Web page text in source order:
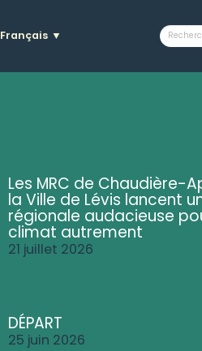
Français ▼
Les MRC de Chaudière-
la Ville de Lévis lancent
régionale audacieuse
climat autrement
21 juillet 2026
DÉPART
25 juin 2026